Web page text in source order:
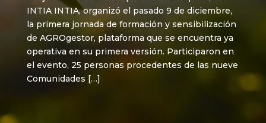
INTIA INTIA, organizó el pasado 9 de diciembre,
la primera jornada de formación y sensibilización
de AGROgestor, plataforma que se encuentra ya
operativa en su primera versión. Participaron en
el evento, 25 personas procedentes de las nueve
Comunidades […]